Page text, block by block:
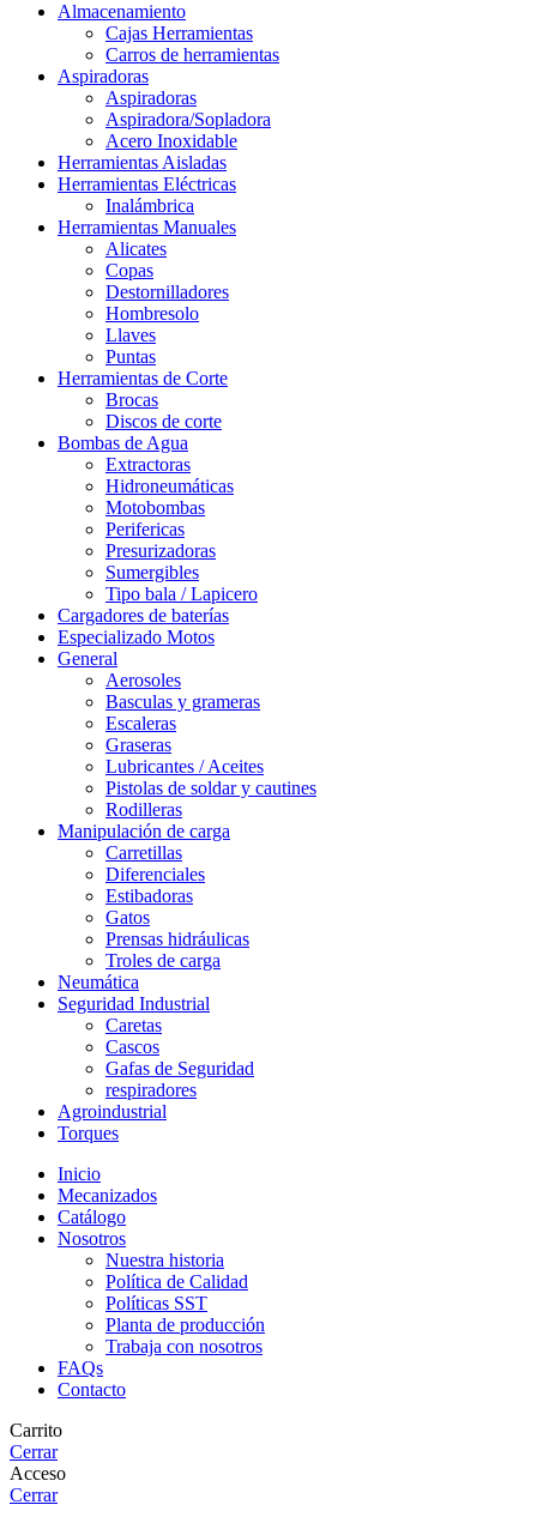
Almacenamiento
Cajas Herramientas
Carros de herramientas
Aspiradoras
Aspiradoras
Aspiradora/Sopladora
Acero Inoxidable
Herramientas Aisladas
Herramientas Eléctricas
Inalámbrica
Herramientas Manuales
Alicates
Copas
Destornilladores
Hombresolo
Llaves
Puntas
Herramientas de Corte
Brocas
Discos de corte
Bombas de Agua
Extractoras
Hidroneumáticas
Motobombas
Perifericas
Presurizadoras
Sumergibles
Tipo bala / Lapicero
Cargadores de baterías
Especializado Motos
General
Aerosoles
Basculas y grameras
Escaleras
Graseras
Lubricantes / Aceites
Pistolas de soldar y cautines
Rodilleras
Manipulación de carga
Carretillas
Diferenciales
Estibadoras
Gatos
Prensas hidráulicas
Troles de carga
Neumática
Seguridad Industrial
Caretas
Cascos
Gafas de Seguridad
respiradores
Agroindustrial
Torques
Inicio
Mecanizados
Catálogo
Nosotros
Nuestra historia
Política de Calidad
Políticas SST
Planta de producción
Trabaja con nosotros
FAQs
Contacto
Carrito
Cerrar
Acceso
Cerrar